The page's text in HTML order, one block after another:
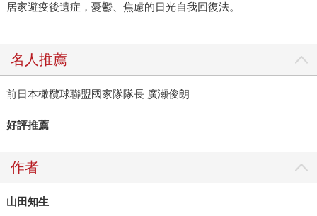
居家避疫後遺症，憂鬱、焦慮的日光自我回復法。
名人推薦
前日本橄欖球聯盟國家隊隊長 廣瀬俊朗
好評推薦
作者
山田知生